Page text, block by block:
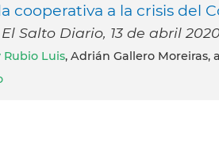
cooperativa a la crisis del
Salto Diario, 13 de abril
Rubio Luis, Adrián Gallero Moreiras,